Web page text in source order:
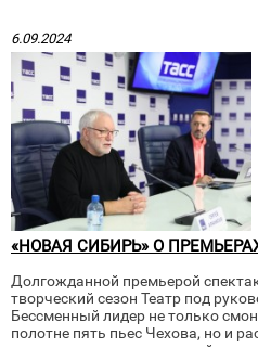
6.09.2024
«НОВАЯ СИБИРЬ» О
Долгожданной премьерой
творческий сезон Театр под
Бессменный лидер не только
полотне пять пьес Чехова, но и